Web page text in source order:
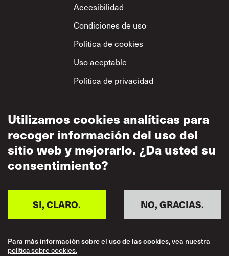
Footer
Accesibilidad
Condiciones de uso
Política de cookies
Uso aceptable
Política de privacidad
Utilizamos cookies analíticas para
recoger información del uso del
sitio web y mejorarlo. ¿Da usted su
consentimiento?
NO, GRACIAS.
SI, CLARO.
Para más información sobre el uso de las cookies, vea nuestra
política sobre cookies.